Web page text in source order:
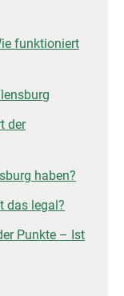
funktioniert
der
haben?
das legal?
Punkte – Ist